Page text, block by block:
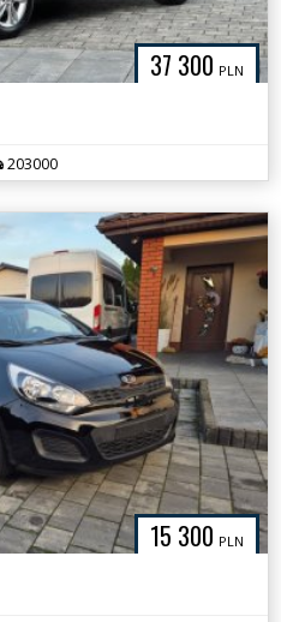
37 300 PLN
203000
15 300 PLN